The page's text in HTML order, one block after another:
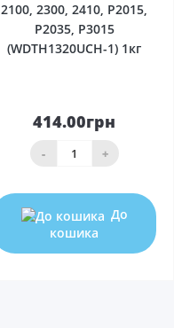
2100, 2300, 2410, P2015,
P2035, P3015
(WDTH1320UCH-1) 1кг
414.00грн
- +
До
кошика